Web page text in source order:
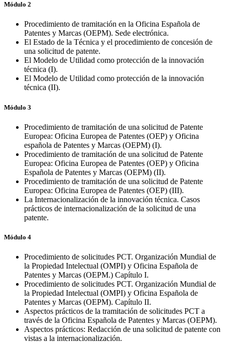
Módulo 2
Procedimiento de tramitación en la Oficina Española de
Patentes y Marcas (OEPM). Sede electrónica.
El Estado de la Técnica y el procedimiento de concesión de
una solicitud de patente.
El Modelo de Utilidad como protección de la innovación
técnica (I).
El Modelo de Utilidad como protección de la innovación
técnica (II).
Módulo 3
Procedimiento de tramitación de una solicitud de Patente
Europea: Oficina Europea de Patentes (OEP) y Oficina
española de Patentes y Marcas (OEPM) (I).
Procedimiento de tramitación de una solicitud de Patente
Europea: Oficina Europea de Patentes (OEP) y Oficina
Española de Patentes y Marcas (OEPM) (II).
Procedimiento de tramitación de una solicitud de Patente
Europea: Oficina Europea de Patentes (OEP) (III).
La Internacionalización de la innovación técnica. Casos
prácticos de internacionalización de la solicitud de una
patente.
Módulo 4
Procedimiento de solicitudes PCT. Organización Mundial de
la Propiedad Intelectual (OMPI) y Oficina Española de
Patentes y Marcas (OEPM.) Capítulo I.
Procedimiento de solicitudes PCT. Organización Mundial de
la Propiedad Intelectual (OMPI) y Oficina Española de
Patentes y Marcas (OEPM). Capítulo II.
Aspectos prácticos de la tramitación de solicitudes PCT a
través de la Oficina Española de Patentes y Marcas (OEPM).
Aspectos prácticos: Redacción de una solicitud de patente con
vistas a la internacionalización.